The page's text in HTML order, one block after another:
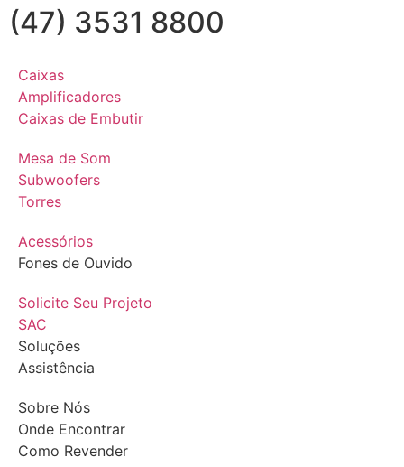
(47) 3531 8800
Caixas
Amplificadores
Caixas de Embutir
Mesa de Som
Subwoofers
Torres
Acessórios
Fones de Ouvido
Solicite Seu Projeto
SAC
Soluções
Assistência
Sobre Nós
Onde Encontrar
Como Revender